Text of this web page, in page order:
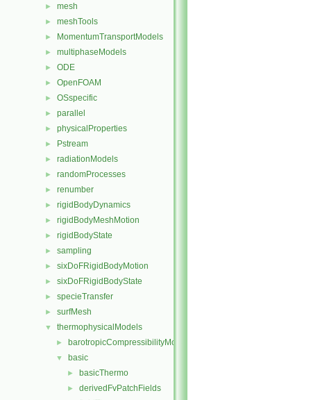
► mesh
► meshTools
► MomentumTransportModels
► multiphaseModels
► ODE
► OpenFOAM
► OSspecific
► parallel
► physicalProperties
► Pstream
► radiationModels
► randomProcesses
► renumber
► rigidBodyDynamics
► rigidBodyMeshMotion
► rigidBodyState
► sampling
► sixDoFRigidBodyMotion
► sixDoFRigidBodyState
► specieTransfer
► surfMesh
▼ thermophysicalModels
► barotropicCompressibilityModel
▼ basic
► basicThermo
► derivedFvPatchFields